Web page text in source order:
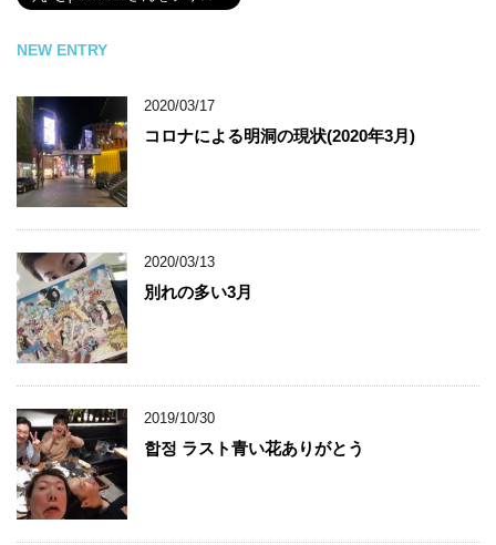
NEW ENTRY
2020/03/17
コロナによる明洞の現状(2020年3月)
2020/03/13
別れの多い3月
2019/10/30
합정 ラスト青い花ありがとう